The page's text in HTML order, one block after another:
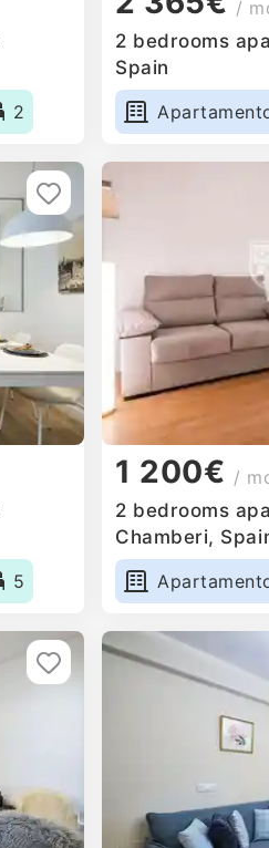
2
/
2 bedrooms
Spain
5
1 200€ /
2 bedrooms
Chamberi,